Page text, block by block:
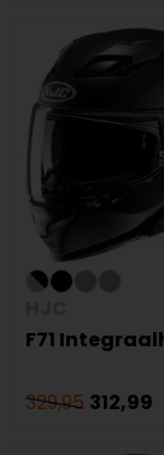
F71
329,95 312,99